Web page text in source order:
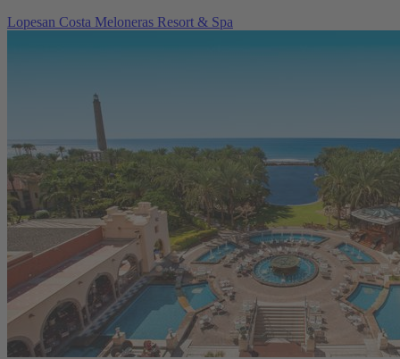
Lopesan Costa Meloneras Resort & Spa